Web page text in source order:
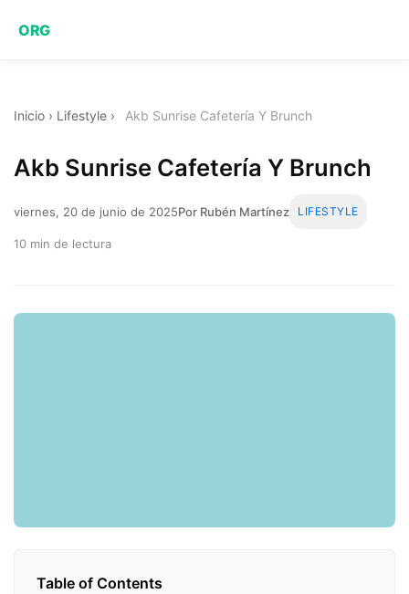
ORG
Inicio › Lifestyle › Akb Sunrise Cafetería Y Brunch
Akb Sunrise Cafetería Y Brunch
viernes, 20 de junio de 2025Por Rubén Martínez LIFESTYLE
10 min de lectura
Table of Contents